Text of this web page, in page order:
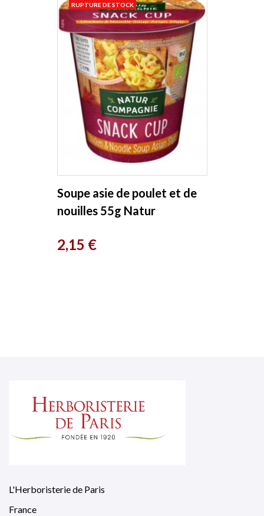
Soupe asie de poulet et de
nouilles 55g Natur
Prix
2,15 €
RUPTURE DE STOCK
L'Herboristerie de Paris
France